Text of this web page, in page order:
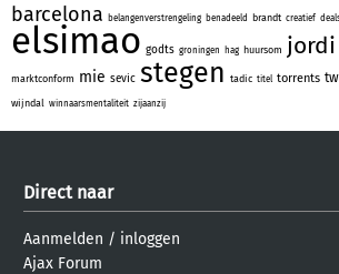
barcelona belangenverstrengeling benadeeld brandt creatief
elsimao godts groningen hag huursom jordi
marktconform mie sevic stegen tadic titel torrents
wijndal winnaarsmentaliteit zijaanzij
Direct naar
Aanmelden / inloggen
Ajax Forum